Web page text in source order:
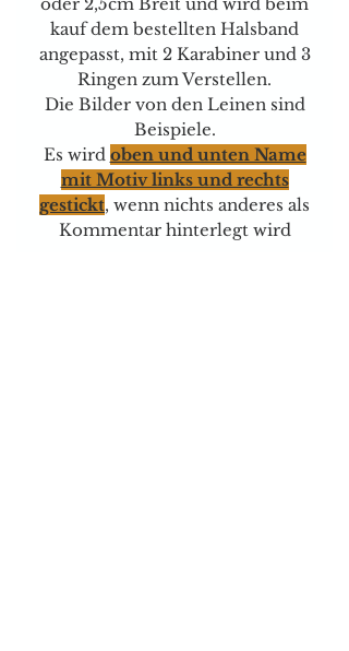
kauf dem bestellten Halsband
angepasst, mit 2 Karabiner und 3
Ringen zum Verstellen.
Die Bilder von den Leinen sind
Beispiele.
Es wird oben und unten Name
mit Motiv links und rechts
gestickt, wenn nichts anderes als
Kommentar hinterlegt wird